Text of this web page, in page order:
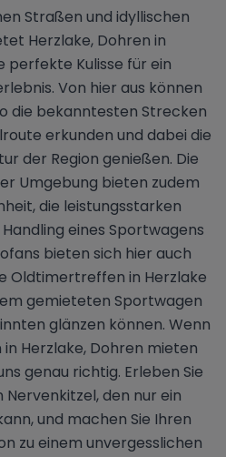
Straßen und idyllischen
Herzlake, Dohren in
perfekte Kulisse für ein
Von hier aus können
die bekanntesten Strecken
erkunden und dabei die
der Region genießen. Die
Umgebung bieten zudem
die leistungsstarken
eines Sportwagens
bieten sich hier auch
Oldtimertreffen in Herzlake
gemieteten Sportwagen
glänzen können. Wenn
Herzlake, Dohren mieten
genau richtig. Erleben Sie
Nervenkitzel, den nur ein
und machen Sie Ihren
zu einem unvergesslichen